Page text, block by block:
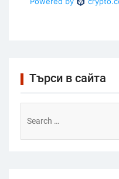
Търси в сайта
for: